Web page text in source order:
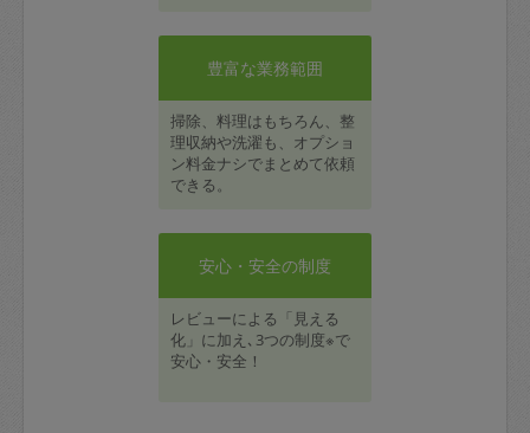
豊富な業務範囲
掃除、料理はもちろん、整
理収納や洗濯も、オプショ
ン料金ナシでまとめて依頼
できる。
安心・安全の制度
レビューによる「見える
化」に加え､3つの制度※で
安心・安全！